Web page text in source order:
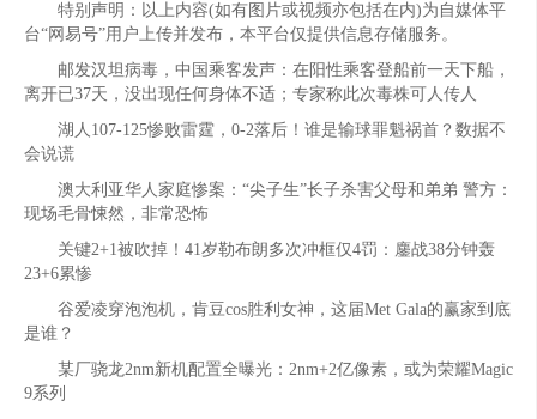
特别声明：以上内容(如有图片或视频亦包括在内)为自媒体平
台“网易号”用户上传并发布，本平台仅提供信息存储服务。
邮发汉坦病毒，中国乘客发声：在阳性乘客登船前一天下船，
离开已37天，没出现任何身体不适；专家称此次毒株可人传人
湖人107-125惨败雷霆，0-2落后！谁是输球罪魁祸首？数据不
会说谎
澳大利亚华人家庭惨案：“尖子生”长子杀害父母和弟弟 警方：
现场毛骨悚然，非常恐怖
关键2+1被吹掉！41岁勒布朗多次冲框仅4罚：鏖战38分钟轰
23+6累惨
谷爱凌穿泡泡机，肯豆cos胜利女神，这届Met Gala的赢家到底
是谁？
某厂骁龙2nm新机配置全曝光：2nm+2亿像素，或为荣耀Magic
9系列